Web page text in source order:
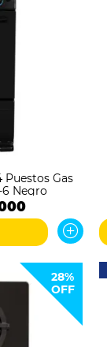
Puestos Gas
6 Negro
28%
OFF